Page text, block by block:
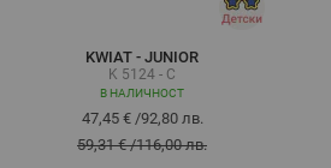
KWIAT - JUNIOR
K 5124 - C
В НАЛИЧНОСТ
47,45 €/92,80 лв.
59,31 €/116,00 лв.